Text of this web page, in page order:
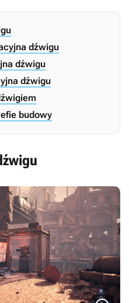
dźwigu
dźwigu
dźwigu
budowy